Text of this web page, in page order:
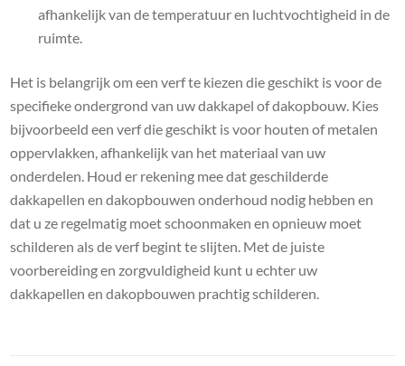
afhankelijk van de temperatuur en luchtvochtigheid in de
ruimte.
Het is belangrijk om een verf te kiezen die geschikt is voor de
specifieke ondergrond van uw dakkapel of dakopbouw. Kies
bijvoorbeeld een verf die geschikt is voor houten of metalen
oppervlakken, afhankelijk van het materiaal van uw
onderdelen. Houd er rekening mee dat geschilderde
dakkapellen en dakopbouwen onderhoud nodig hebben en
dat u ze regelmatig moet schoonmaken en opnieuw moet
schilderen als de verf begint te slijten. Met de juiste
voorbereiding en zorgvuldigheid kunt u echter uw
dakkapellen en dakopbouwen prachtig schilderen.